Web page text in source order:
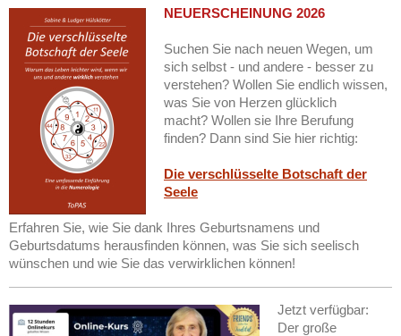
NEUERSCHEINUNG 2026
Suchen Sie nach neuen Wegen, um
sich selbst - und andere - besser zu
verstehen? Wollen Sie endlich wissen,
was Sie von Herzen glücklich
macht? Wollen sie Ihre Berufung
finden? Dann sind Sie hier richtig:
Die verschlüsselte Botschaft der
Seele
Erfahren Sie, wie Sie dank Ihres Geburtsnamens und
Geburtsdatums herausfinden können, was Sie sich seelisch
wünschen und wie Sie das verwirklichen können!
Jetzt verfügbar:
Der große